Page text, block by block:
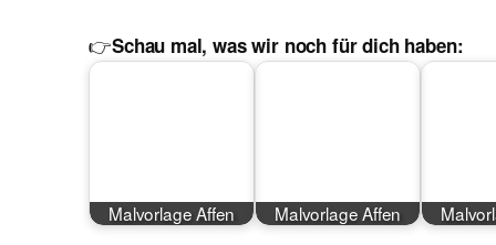
👉Schau mal, was wir noch für dich haben:
Malvorlage Affen Malvorlage Affen